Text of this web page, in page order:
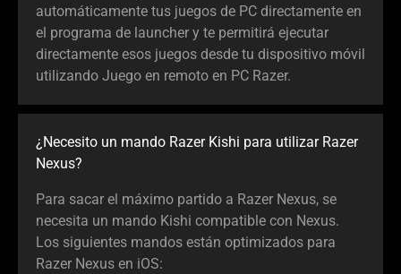
automáticamente tus juegos de PC directamente en
el programa de launcher y te permitirá ejecutar
directamente esos juegos desde tu dispositivo móvil
utilizando Juego en remoto en PC Razer.
¿Necesito un mando Razer Kishi para utilizar Razer
Nexus?
Para sacar el máximo partido a Razer Nexus, se
necesita un mando Kishi compatible con Nexus.
Los siguientes mandos están optimizados para
Razer Nexus en iOS: